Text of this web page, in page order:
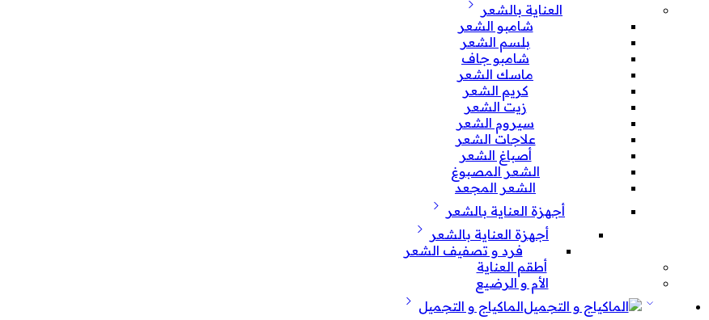
العناية بالشعر
شامبو الشعر
بلسم الشعر
شامبو جاف
ماسك الشعر
كريم الشعر
زيت الشعر
سيروم الشعر
علاجات الشعر
أصباغ الشعر
الشعر المصبوغ
الشعر المجعد
أجهزة العناية بالشعر
أجهزة العناية بالشعر
فرد و تصفيف الشعر
أطقم العناية
الأم و الرضيع
الماكياج و التجميل